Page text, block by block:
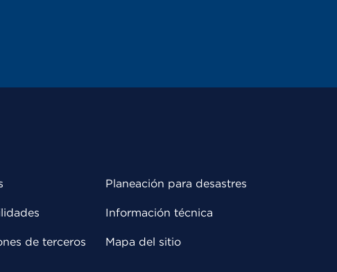
de terceros
Planeación para desastres
Información técnica
Mapa del sitio